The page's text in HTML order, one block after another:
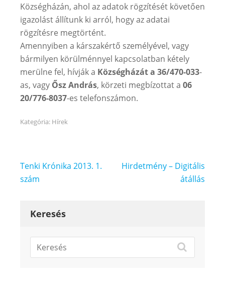
Községházán, ahol az adatok rögzítését követően
igazolást állítunk ki arról, hogy az adatai
rögzítésre megtörtént.
Amennyiben a kárszakértő személyével, vagy
bármilyen körülménnyel kapcsolatban kétely
merülne fel, hívják a Községházát a 36/470-033-
as, vagy Ősz András, körzeti megbízottat a 06
20/776-8037-es telefonszámon.
Kategória: Hírek
Bejegyzés
navigáció
Tenki Krónika 2013. 1.
szám
Hirdetmény – Digitális
átállás
Keresés